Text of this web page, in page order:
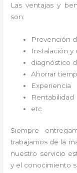
Las ventajas y
son:
Prevención
Instalación y
diagnóstico
Ahorrar
Experiencia
Rentabilidad
etc
Siempre
trabajamos de la
nuestro servicio
y el conocimiento